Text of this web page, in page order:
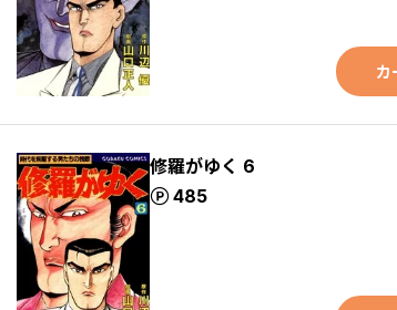
カ
修羅がゆく 6
485
ポイント